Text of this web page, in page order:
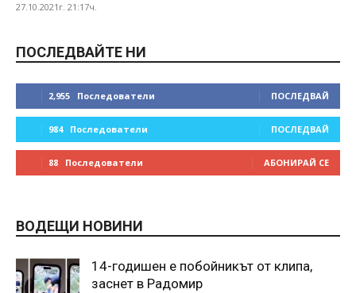
27.10.2021г. 21:17ч.
ПОСЛЕДВАЙТЕ НИ
2,955 Последователи ПОСЛЕДВАЙ
984 Последователи ПОСЛЕДВАЙ
88 Последователи АБОНИРАЙ СЕ
ВОДЕЩИ НОВИНИ
14-годишен е побойникът от клипа,
заснет в Радомир